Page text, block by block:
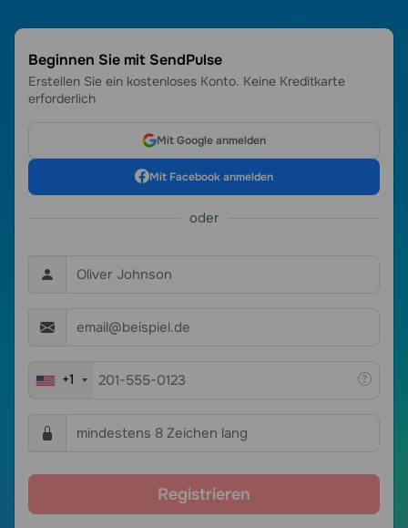
Beginnen Sie mit SendPulse
Erstellen Sie ein kostenloses Konto. Keine Kreditkarte
erforderlich
Mit Google anmelden
Mit Facebook anmelden
oder
+1